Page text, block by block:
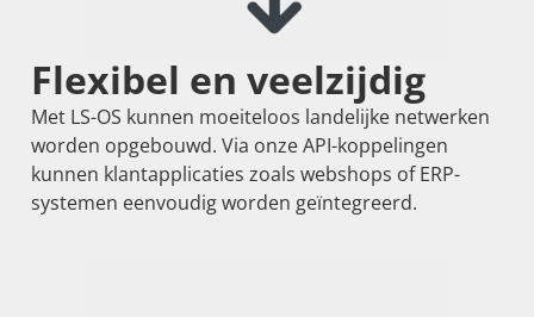
Flexibel en veelzijdig
Met LS-OS kunnen moeiteloos landelijke netwerken
worden opgebouwd. Via onze API-koppelingen
kunnen klantapplicaties zoals webshops of ERP-
systemen eenvoudig worden geïntegreerd.